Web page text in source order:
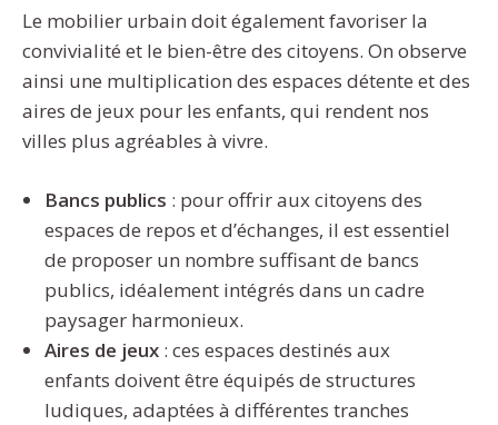
Le mobilier urbain doit également favoriser la
convivialité et le bien-être des citoyens. On observe
ainsi une multiplication des espaces détente et des
aires de jeux pour les enfants, qui rendent nos
villes plus agréables à vivre.
Bancs publics : pour offrir aux citoyens des
espaces de repos et d’échanges, il est essentiel
de proposer un nombre suffisant de bancs
publics, idéalement intégrés dans un cadre
paysager harmonieux.
Aires de jeux : ces espaces destinés aux
enfants doivent être équipés de structures
ludiques, adaptées à différentes tranches